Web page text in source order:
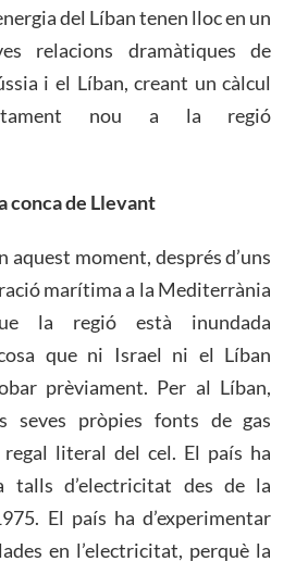
del Líban tenen lloc en un
relacions dramàtiques de
i el Líban, creant un càlcul
nou a la regió
conca de Llevant
aquest moment, després d’uns
marítima a la Mediterrània
la regió està inundada
que ni Israel ni el Líban
prèviament. Per al Líban,
seves pròpies fonts de gas
literal del cel. El país ha
talls d’electricitat des de la
El país ha d’experimentar
en l’electricitat, perquè la